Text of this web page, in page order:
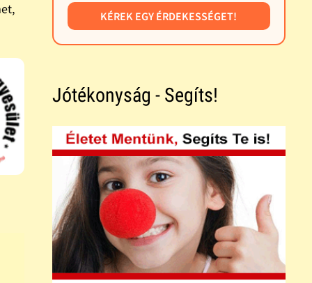
KÉREK EGY ÉRDEKESSÉGET!
Jótékonyság - Segíts!